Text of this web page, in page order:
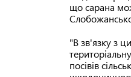
що сарана
"В зв'язку з
посівів